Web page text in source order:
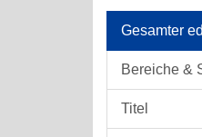
Gesamter
Bereiche &
Titel